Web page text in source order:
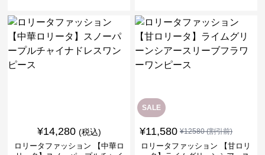
¥14,280 (税込)
ロリータファッション 【中華ロ
SALE
¥11,580 ¥12580(割引前)
ロリータファッション 【甘ロリ